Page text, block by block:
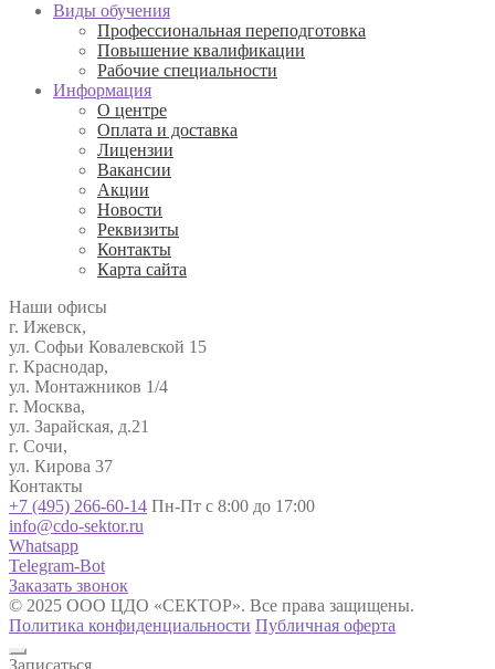
Виды обучения
Профессиональная переподготовка
Повышение квалификации
Рабочие специальности
Информация
О центре
Оплата и доставка
Лицензии
Вакансии
Акции
Новости
Реквизиты
Контакты
Карта сайта
Наши офисы
г. Ижевск,
ул. Софьи Ковалевской 15
г. Краснодар,
ул. Монтажников 1/4
г. Москва,
ул. Зарайская, д.21
г. Сочи,
ул. Кирова 37
Контакты
+7 (495) 266-60-14 Пн-Пт с 8:00 до 17:00
info@cdo-sektor.ru
Whatsapp
Telegram-Bot
Заказать звонок
© 2025 ООО ЦДО «СЕКТОР». Все права защищены.
Политика конфиденциальности Публичная оферта
Записаться